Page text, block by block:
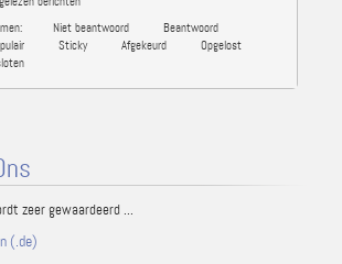
Niet beantwoord
Beantwoord
Sticky Afgekeurd
Opgelost
zeer gewaardeerd ...
(.de)